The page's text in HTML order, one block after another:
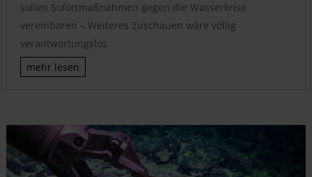
sollen Sofortmaßnahmen gegen die Wasserkrise
vereinbaren – Weiteres Zuschauen wäre völlig
verantwortungslos
mehr lesen